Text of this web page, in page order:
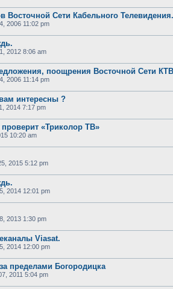
Восточной Сети Кабельного Телевидения.
2006 11:02 pm
2012 8:06 am
поощрения Восточной Сети
2006 11:14 pm
интересны ?
2014 7:17 pm
«Триколор ТВ»
10:20 am
2015 5:12 pm
2014 12:01 pm
2013 1:30 pm
Viasat.
2014 12:00 pm
пределами Богородицка
2011 5:04 pm